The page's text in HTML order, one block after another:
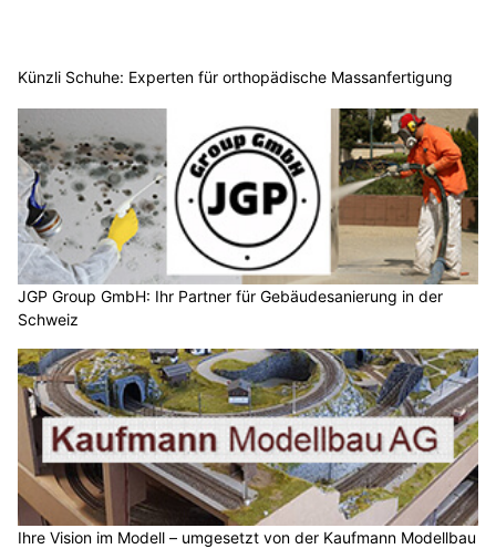
Künzli Schuhe: Experten für orthopädische Massanfertigung
JGP Group GmbH: Ihr Partner für Gebäudesanierung in der
Schweiz
Ihre Vision im Modell – umgesetzt von der Kaufmann Modellbau